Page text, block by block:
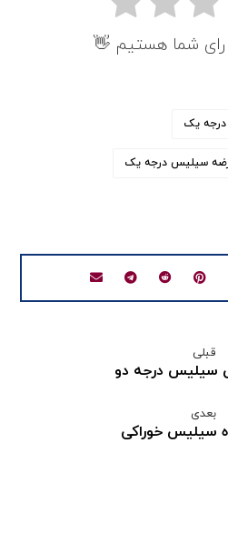
رای شما هستیم 👋
یک
سیلیس درجه یک
قبلی
سیلیس درجه دو
بعدی
سیلیس خوراکی